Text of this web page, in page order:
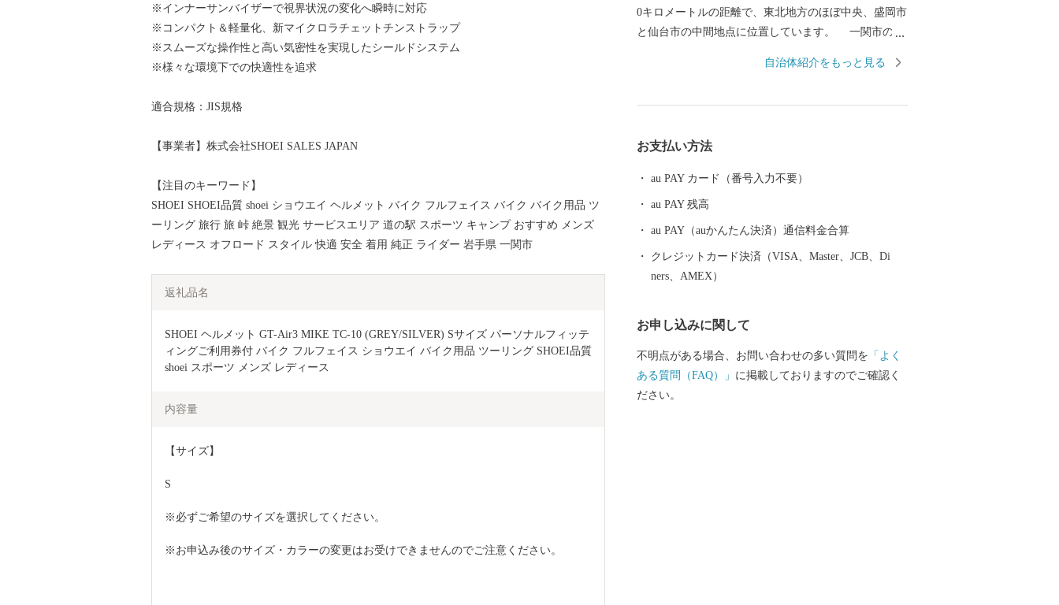
※インナーサンバイザーで視界状況の変化へ瞬時に対応
※コンパクト＆軽量化、新マイクロラチェットチンストラップ
※スムーズな操作性と高い気密性を実現したシールドシステム
※様々な環境下での快適性を追求
適合規格：JIS規格
【事業者】株式会社SHOEI SALES JAPAN
【注目のキーワード】
SHOEI SHOEI品質 shoei ショウエイ ヘルメット バイク フルフェイス バイク バイク用品 ツ
ーリング 旅行 旅 峠 絶景 観光 サービスエリア 道の駅 スポーツ キャンプ おすすめ メンズ
レディース オフロード スタイル 快適 安全 着用 純正 ライダー 岩手県 一関市
返礼品名
SHOEI ヘルメット GT-Air3 MIKE TC-10 (GREY/SILVER) Sサイズ パーソナルフィッテ
ィングご利用券付 バイク フルフェイス ショウエイ バイク用品 ツーリング SHOEI品質
shoei スポーツ メンズ レディース
内容量
【サイズ】
S
※必ずご希望のサイズを選択してください。
※お申込み後のサイズ・カラーの変更はお受けできませんのでご注意ください。
0キロメートルの距離で、東北地方のほぼ中央、盛岡市
と仙台市の中間地点に位置しています。 一関市の総
kmの広がりがあります。 人口は103,444人（R8.1.1現
げ、その後葛西氏、伊達氏、田村氏の治世下に置かれ
ました。 明治の近代化以降の地域の成り立ちは、廃
変遷し、明治９年に岩手県に編入されました。 昭和
の大合併によって合併前の８市町村となり、平成17年
９月に１市４町２村が新設合併、平成23年９月に編入
広がり、湯量豊富な須川温泉をはじめ多くの温泉に恵
まれています。 市の東側にある室根山をはじめ緩や
かな丘陵地が広がる北上高地は穏やかな隆起準平原
自治体紹介をもっと見る
お支払い方法
au PAY カード（番号入力不要）
au PAY 残高
au PAY（auかんたん決済）通信料金合算
クレジットカード決済（VISA、Master、JCB、Di
ners、AMEX）
お申し込みに関して
不明点がある場合、お問い合わせの多い質問を 「よく
ある質問（FAQ）」 に掲載しておりますのでご確認く
ださい。